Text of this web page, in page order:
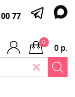
77
0 р.
0